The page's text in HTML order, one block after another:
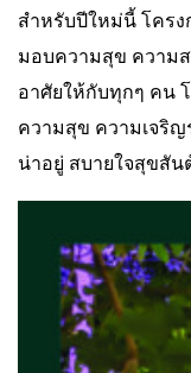
สำหรับปีใหม่นี้ โคร
มอบความสุข ความ
อาศัยให้กับทุกๆ คน
ความสุข ความเจริ
น่าอยู่ สบายใจสุขสั